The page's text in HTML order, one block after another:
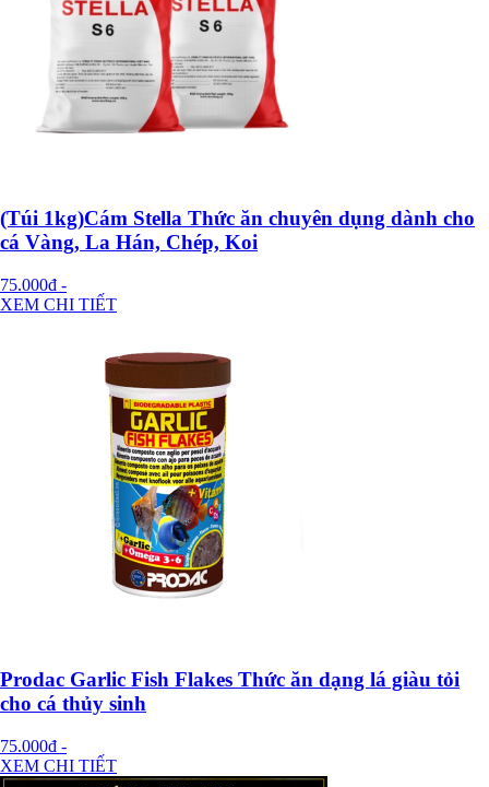
(Túi 1kg)Cám Stella Thức ăn chuyên dụng dành cho
cá Vàng, La Hán, Chép, Koi
75.000đ -
XEM CHI TIẾT
Prodac Garlic Fish Flakes Thức ăn dạng lá giàu tỏi
cho cá thủy sinh
75.000đ -
XEM CHI TIẾT